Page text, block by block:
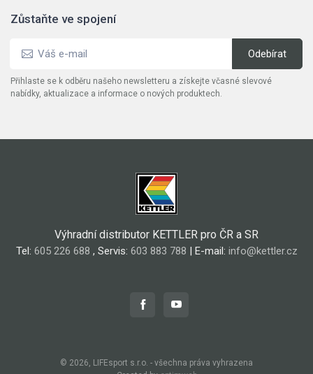
Zůstaňte ve spojení
Přihlaste se k odběru našeho newsletteru a získejte včasné slevové
nabídky, aktualizace a informace o nových produktech.
Výhradní distributor KETTLER pro ČR a SR
Tel: 605 226 688 , Servis: 603 883 788 | E-mail: info@kettler.cz
© 2026, LIFEsport s.r.o. - všechna práva vyhrazena